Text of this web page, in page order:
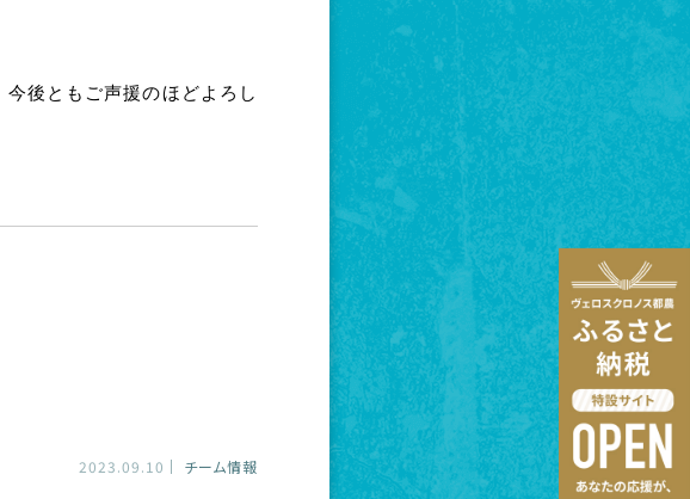
今後ともご声援のほどよろし
2023.09.10 チーム情報